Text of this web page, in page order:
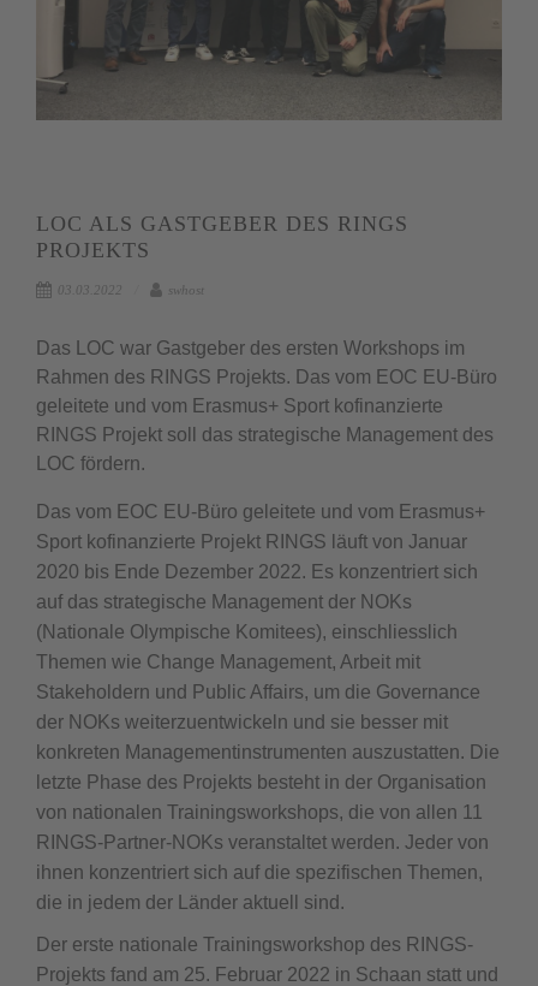
LOC ALS GASTGEBER DES RINGS
PROJEKTS
03.03.2022 swhost
Das LOC war Gastgeber des ersten Workshops im
Rahmen des RINGS Projekts. Das vom EOC EU-Büro
geleitete und vom Erasmus+ Sport kofinanzierte
RINGS Projekt soll das strategische Management des
LOC fördern.
Das vom EOC EU-Büro geleitete und vom Erasmus+
Sport kofinanzierte Projekt RINGS läuft von Januar
2020 bis Ende Dezember 2022. Es konzentriert sich
auf das strategische Management der NOKs
(Nationale Olympische Komitees), einschliesslich
Themen wie Change Management, Arbeit mit
Stakeholdern und Public Affairs, um die Governance
der NOKs weiterzuentwickeln und sie besser mit
konkreten Managementinstrumenten auszustatten. Die
letzte Phase des Projekts besteht in der Organisation
von nationalen Trainingsworkshops, die von allen 11
RINGS-Partner-NOKs veranstaltet werden. Jeder von
ihnen konzentriert sich auf die spezifischen Themen,
die in jedem der Länder aktuell sind.
Der erste nationale Trainingsworkshop des RINGS-
Projekts fand am 25. Februar 2022 in Schaan statt und